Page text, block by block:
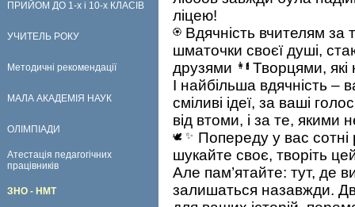
ПРИЙОМ ДО 1-х і 10-х КЛАСІВ
УЧИТЕЛЬ РОКУ
Методичні рекомендації
МАЛА АКАДЕМІЯ НАУК
ОЛІМПІАДИ
Атестація педагогічних
працівників
ЗНО - НМТ
ліцею!
Вдячність вчителям
шматочки своєї душі,
друзями
Творцями,
І найбільша вдячність –
сміливі ідеї, за ваші
від втоми, і за те,
Попереду у вас сотні
шукайте своє, творіть
Але пам’ятайте: тут, де
залишаться назавжди.